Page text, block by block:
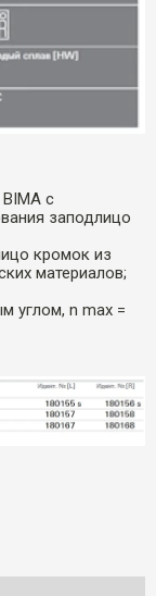
с
заподлицо
кромок из
материалов;
углом, n max =